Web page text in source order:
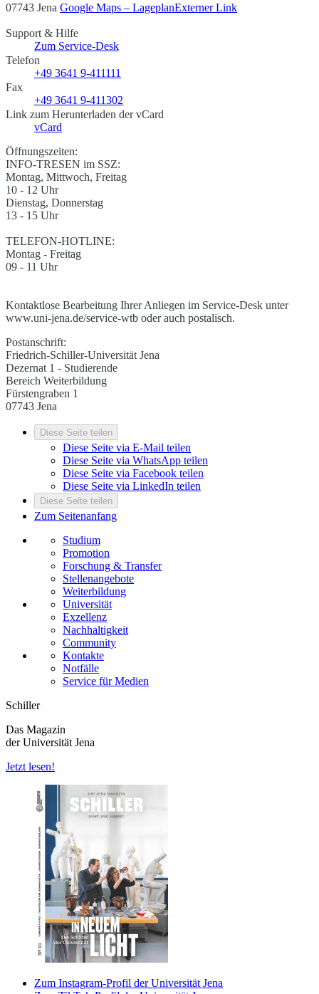
07743 Jena Google Maps – LageplanExterner Link
Support & Hilfe
Zum Service-Desk
Telefon
+49 3641 9-411111
Fax
+49 3641 9-411302
Link zum Herunterladen der vCard
vCard
Öffnungszeiten:
INFO-TRESEN im SSZ:
Montag, Mittwoch, Freitag
10 - 12 Uhr
Dienstag, Donnerstag
13 - 15 Uhr
TELEFON-HOTLINE:
Montag - Freitag
09 - 11 Uhr
Kontaktlose Bearbeitung Ihrer Anliegen im Service-Desk unter
www.uni-jena.de/service-wtb oder auch postalisch.
Postanschrift:
Friedrich-Schiller-Universität Jena
Dezernat 1 - Studierende
Bereich Weiterbildung
Fürstengraben 1
07743 Jena
Diese Seite teilen
Diese Seite via E-Mail teilen
Diese Seite via WhatsApp teilen
Diese Seite via Facebook teilen
Diese Seite via LinkedIn teilen
Diese Seite teilen
Zum Seitenanfang
Studium
Promotion
Forschung & Transfer
Stellenangebote
Weiterbildung
Universität
Exzellenz
Nachhaltigkeit
Community
Kontakte
Notfälle
Service für Medien
Schiller
Das Magazin
der Universität Jena
Jetzt lesen!
Zum Instagram-Profil der Universität Jena